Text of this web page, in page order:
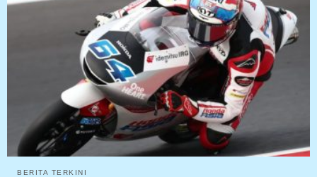
hit
BERITA TERKINI